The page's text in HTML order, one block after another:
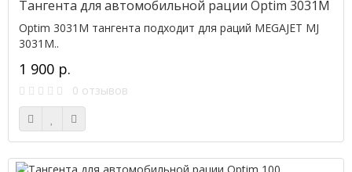
Тангента для автомобильной рации Optim 3031M
Optim 3031M тангента подходит для раций MEGAJET MJ
3031M..
1 900 р.
0 отзывов